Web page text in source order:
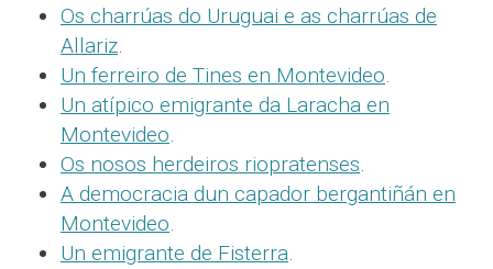
Os charrúas do Uruguai e as charrúas de
Allariz.
Un ferreiro de Tines en Montevideo.
Un atípico emigrante da Laracha en
Montevideo.
Os nosos herdeiros riopratenses.
A democracia dun capador bergantiñán en
Montevideo.
Un emigrante de Fisterra.